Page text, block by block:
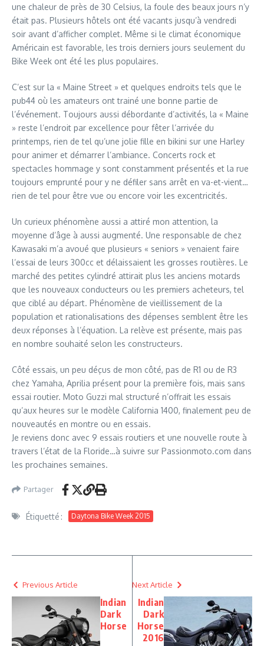
une chaleur de près de 30 Celsius, la foule des beaux jours n’y
était pas. Plusieurs hôtels ont été vacants jusqu’à vendredi
soir avant d’afficher complet. Même si le climat économique
Américain est favorable, les trois derniers jours seulement du
Bike Week ont été les plus populaires.
C’est sur la « Maine Street » et quelques endroits tels que le
pub44 où les amateurs ont trainé une bonne partie de
l’événement. Toujours aussi débordante d’activités, la « Maine
» reste l’endroit par excellence pour fêter l’arrivée du
printemps, rien de tel qu’une jolie fille en bikini sur une Harley
pour animer et démarrer l’ambiance. Concerts rock et
spectacles hommage y sont constamment présentés et la rue
toujours emprunté pour y ne défiler sans arrêt en va-et-vient…
rien de tel pour être vue ou encore voir les excentricités.
Un curieux phénomène aussi a attiré mon attention, la
moyenne d’âge à aussi augmenté. Une responsable de chez
Kawasaki m’a avoué que plusieurs « seniors » venaient faire
l’essai de leurs 300cc et délaissaient les grosses routières. Le
marché des petites cylindré attirait plus les anciens motards
que les nouveaux conducteurs ou les premiers acheteurs, tel
que ciblé au départ. Phénomène de vieillissement de la
population et rationalisations des dépenses semblent être les
deux réponses à l’équation. La relève est présente, mais pas
en nombre souhaité selon les constructeurs.
Côté essais, un peu déçus de mon côté, pas de R1 ou de R3
chez Yamaha, Aprilia présent pour la première fois, mais sans
essai routier. Moto Guzzi mal structuré n’offrait les essais
qu’aux heures sur le modèle California 1400, finalement peu de
nouveautés en montre ou en essais.
Je reviens donc avec 9 essais routiers et une nouvelle route à
travers l’état de la Floride…à suivre sur Passionmoto.com dans
les prochaines semaines.
Partager
Étiquetté : Daytona Bike Week 2015
Previous Article
Indian
Dark
Horse
Next Article
Indian
Dark
Horse
2016